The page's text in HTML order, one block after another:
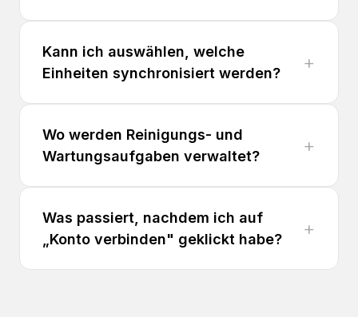
Kann ich auswählen, welche
Einheiten synchronisiert werden?
Wo werden Reinigungs- und
Wartungsaufgaben verwaltet?
Was passiert, nachdem ich auf
„Konto verbinden" geklickt habe?